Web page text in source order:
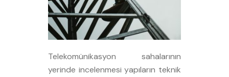
Telekomünikasyon sahalarının
yerinde incelenmesi yapıların teknik